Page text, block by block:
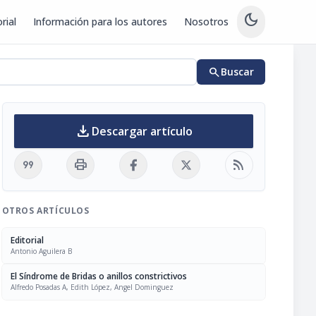
Información para los autores Nosotros dark_mode
searchBuscar
download Descargar artículo
format_quote print rss_feed
OTROS ARTÍCULOS
Editorial
Antonio Aguilera B
El Síndrome de Bridas o anillos constrictivos
Alfredo Posadas A, Edith López, Angel Dominguez